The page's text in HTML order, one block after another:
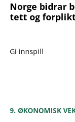
Norge bidrar
tett og
Gi innspill
9. ØKONOMISK